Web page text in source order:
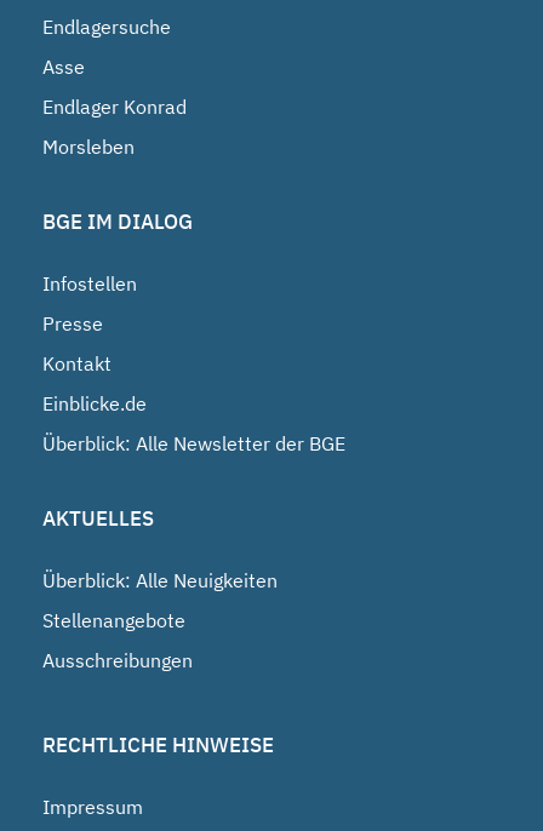
Endlagersuche
Asse
Endlager Konrad
Morsleben
BGE IM DIALOG
Infostellen
Presse
Kontakt
Einblicke.de
Überblick: Alle Newsletter der BGE
AKTUELLES
Überblick: Alle Neuigkeiten
Stellenangebote
Ausschreibungen
RECHTLICHE HINWEISE
Impressum